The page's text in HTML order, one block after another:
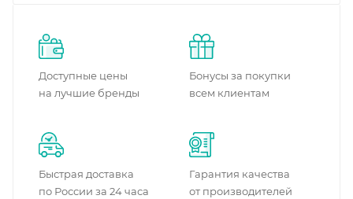
Доступные цены
на лучшие бренды
Бонусы за покупки
всем клиентам
Быстрая доставка
по России за 24 часа
Гарантия качества
от производителей